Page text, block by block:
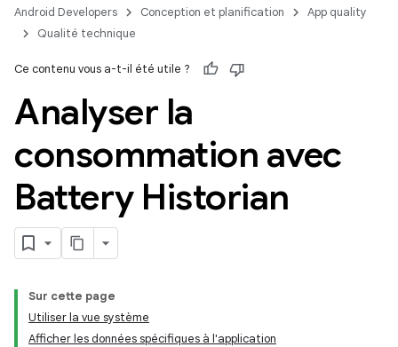
Android Developers Conception et planification
App quality
Qualité technique
Ce contenu vous a-t-il été utile ?
Analyser la
consommation avec
Battery Historian
Sur cette page
Utiliser la vue système
Afficher les données spécifiques à l'application